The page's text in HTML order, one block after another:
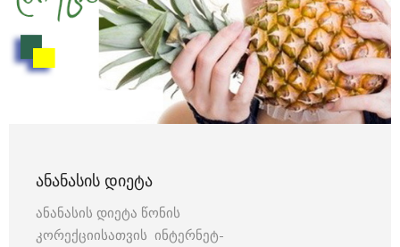
ᲐᲜᲐᲜᲐᲡᲘᲡ ᲓᲘᲔᲢᲐ
ანანასის დიეტა წონის
კორექციისათვის ინტერნეტ-